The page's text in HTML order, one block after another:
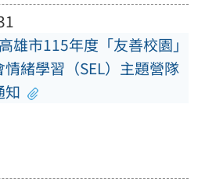
高雄市115年度「友善校園」
緒學習（SEL）主題營隊